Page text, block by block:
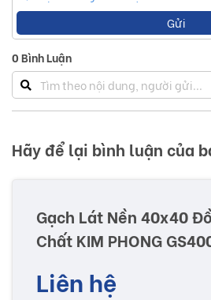
Gửi
0Bình Luận
Hãy để lại bình luận của
Gạch Lát Nền 40x40
Chất KIM PHONG
Liên hệ